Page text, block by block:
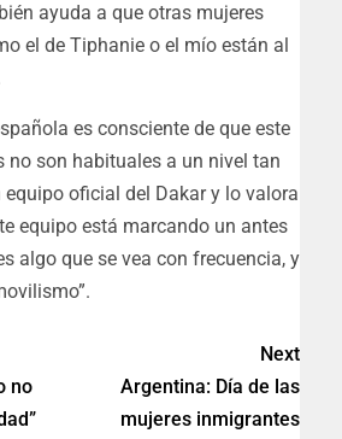
ayuda a que otras mujeres
el de Tiphanie o el mío están al
es consciente de que este
no son habituales a un nivel tan
oficial del Dakar y lo valora
equipo está marcando un antes
algo que se vea con frecuencia, y
no
Next
Argentina: Día de las
mujeres inmigrantes